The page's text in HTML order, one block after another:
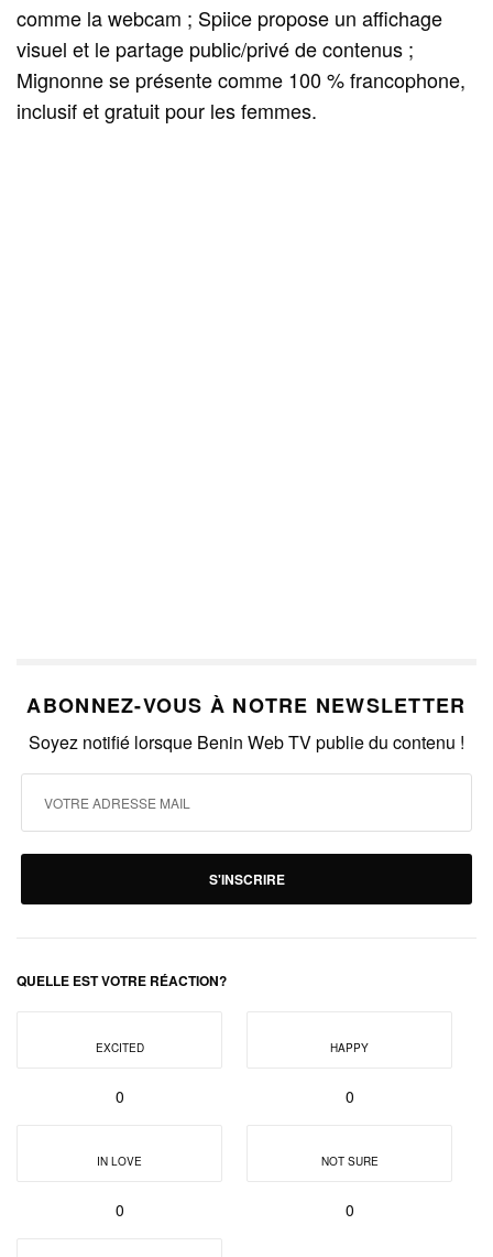
comme la webcam ; Spiice propose un affichage
visuel et le partage public/privé de contenus ;
Mignonne se présente comme 100 % francophone,
inclusif et gratuit pour les femmes.
ABONNEZ-VOUS À NOTRE NEWSLETTER
Soyez notifié lorsque Benin Web TV publie du contenu !
S'INSCRIRE
QUELLE EST VOTRE RÉACTION?
EXCITED
0
HAPPY
0
IN LOVE
0
NOT SURE
0